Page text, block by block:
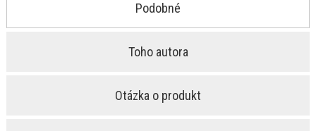
Podobné
Toho autora
Otázka o produkt